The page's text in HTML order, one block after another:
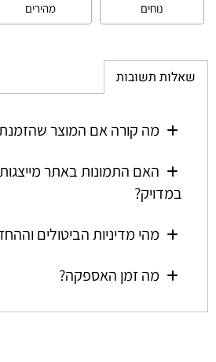
נוחים
מהירים
שאלות תשובות
מה קורה אם המוצר
האם התמונות באתר
במדויק?
מהי מדיניות הביטולים
מה זמן האספקה?